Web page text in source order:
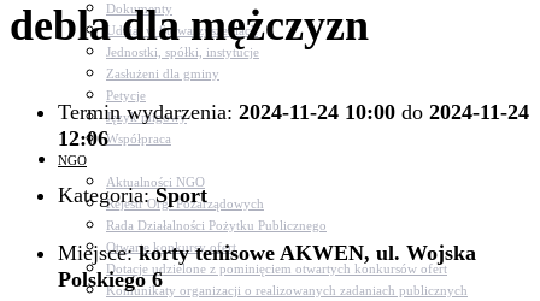
Dokumenty
Udział w Stowarzyszeniach
Jednostki, spółki, instytucje
Zasłużeni dla gminy
Petycje
Język migowy
Współpraca
NGO
Aktualności NGO
Rejestr Org. Pozarządowych
Rada Działalności Pożytku Publicznego
Otwarte konkursy ofert
Dotacje udzielone z pominięciem otwartych konkursów ofert
Komunikaty organizacji o realizowanych zadaniach publicznych
debla dla mężczyzn
Termin wydarzenia: 2024-11-24 10:00 do 2024-11-24
12:06
Kategoria:Sport
Miejsce:korty tenisowe AKWEN, ul. Wojska
Polskiego 6